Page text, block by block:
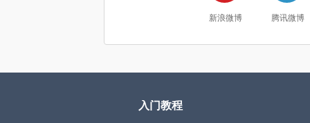
新浪微博 腾讯微博
入门教程